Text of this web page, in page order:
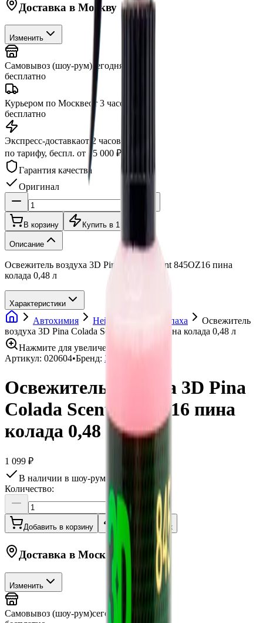
Доставка в Москву
Изменить
Самовывоз (шоу-рум)сегодня
бесплатно
Курьером по Москвеот 3 часов
бесплатно
Экспресс-доставкаот 2 часов
по тарифу, беспл. от 15 000 ₽
Гарантия качества
Оригинал
В корзину Купить в 1 клик
Описание
Освежитель воздуха 3D Pina Colada Scent 845OZ16 пина
колада 0,48 л
Характеристики
Автохимия Нейтрализаторы запаха
Освежитель
воздуха 3D Pina Colada Scent 845OZ16 пина колада 0,48 л
Нажмите для увеличения
Артикул: 020604•Бренд: 3D Car Care
Освежитель воздуха 3D Pina
Colada Scent 845OZ16 пина
колада 0,48 л
1 099 ₽
В наличии в шоу-руме
Количество:
Добавить в корзину Купить в 1 клик
Доставка в Москву
Изменить
Самовывоз (шоу-рум)сегодня